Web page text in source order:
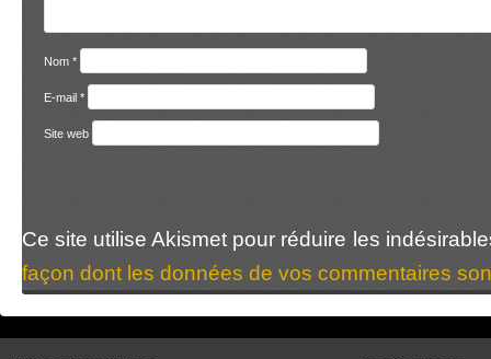
Nom *
E-mail *
Site web
Ce site utilise Akismet pour réduire les
façon dont les données de vos commentaires